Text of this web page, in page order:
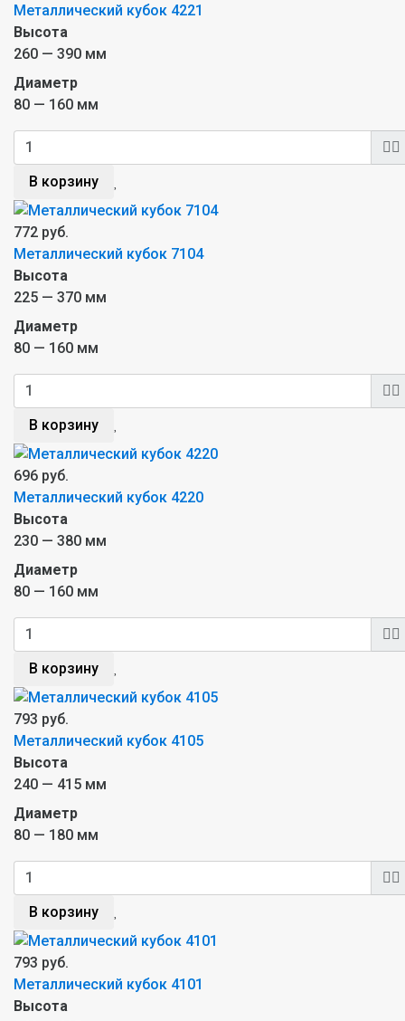
Металлический кубок 4221
Высота
260 — 390 мм
Диаметр
80 — 160 мм
В корзину
772 руб.
Металлический кубок 7104
Высота
225 — 370 мм
Диаметр
80 — 160 мм
В корзину
696 руб.
Металлический кубок 4220
Высота
230 — 380 мм
Диаметр
80 — 160 мм
В корзину
793 руб.
Металлический кубок 4105
Высота
240 — 415 мм
Диаметр
80 — 180 мм
В корзину
793 руб.
Металлический кубок 4101
Высота